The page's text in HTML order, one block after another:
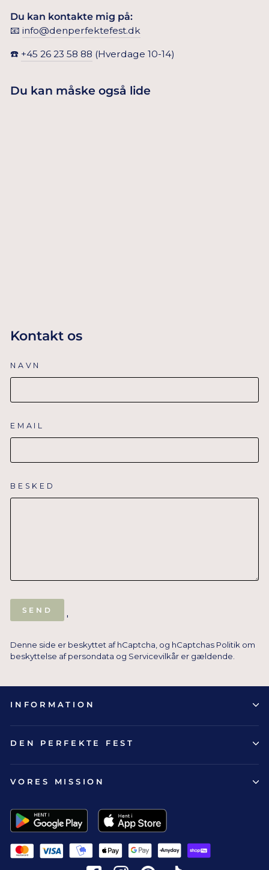
Du kan kontakte mig på:
📧 info@denperfektefest.dk
☎️ +45 26 23 58 88 (Hverdage 10-14)
Du kan måske også lide
Kontakt os
NAVN
EMAIL
BESKED
SEND
'
Denne side er beskyttet af hCaptcha, og hCaptchas Politik om
beskyttelse af persondata og Servicevilkår er gældende.
INFORMATION
DEN PERFEKTE FEST
VORES MISSION